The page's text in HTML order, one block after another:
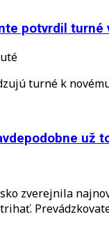
o
novom
albume
Peppers
potvrdil turné
na
Legendárny
potvrdil
turné
2022
turné k
zverejnila